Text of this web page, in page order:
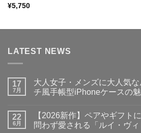
5段階中
¥5,750
LATEST NEWS
17
7月
大人女子・メンズに大人気
チ風手帳型iPhoneケースの
子・
メ
ト
は
22
6月
【2026新作】ペアやギフト
問わず愛される「ルイ・ヴィ